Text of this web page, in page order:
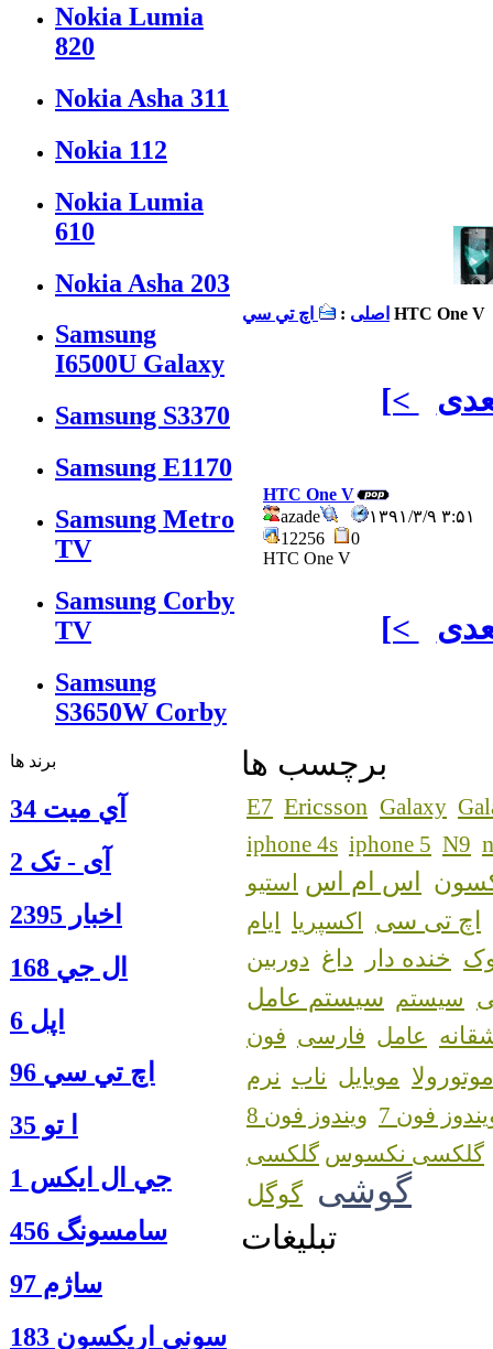
Nokia Lumia
820
Nokia Asha 311
Nokia 112
Nokia Lumia
610
Nokia Asha 203
Samsung
I6500U Galaxy
Samsung S3370
Samsung E1170
Samsung Metro
TV
Samsung Corby
TV
Samsung
S3650W Corby
برند ها
آي ميت 34
آی - تک 2
اخبار 2395
ال جي 168
اپل 6
اچ تي سي 96
ا‍ تو 35
جي ال ايكس 1
سامسونگ 456
ساژم 97
سوني اريكسون 183
اصلی : اچ تي سي HTC One V
[<
HTC One V
azade
۱۳۹۱/۳/۹ ۳:۵۱
12256
0
HTC One V
[<
برچسب ها
E7 Ericsson Galaxy
iphone 4s iphone 5 N9
اس ام اس استیو
اچ تی سی اکسپریا ایام
خنده دار داغ دوربین
سیستم سیستم عامل
عامل فارسی فون
موتورولا مویایل ناب نرم
فون 7
ویندوز فون 8
گلکسی نکسوس
گوشی گوگل
تبلیغات